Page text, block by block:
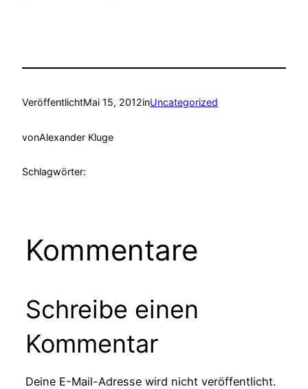
VeröffentlichtMai 15, 2012inUncategorized
vonAlexander Kluge
Schlagwörter:
Kommentare
Schreibe einen
Kommentar
Deine E-Mail-Adresse wird nicht veröffentlicht.